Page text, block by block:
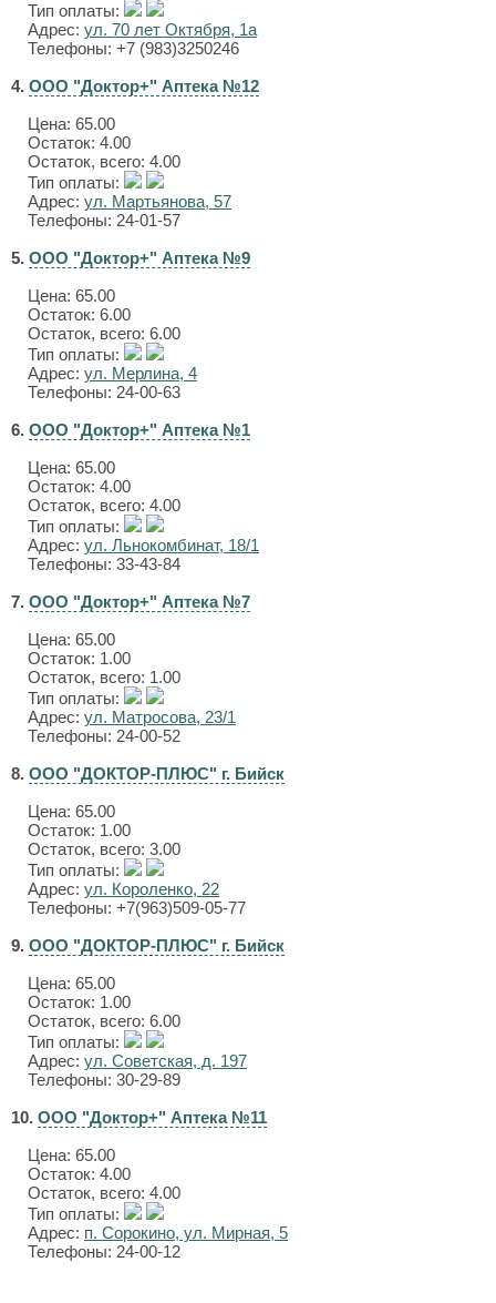
Тип оплаты:
Адрес: ул. 70 лет Октября, 1а
Телефоны: +7 (983)3250246
4. ООО "Доктор+" Аптека №12
Цена: 65.00
Остаток: 4.00
Остаток, всего: 4.00
Тип оплаты:
Адрес: ул. Мартьянова, 57
Телефоны: 24-01-57
5. ООО "Доктор+" Аптека №9
Цена: 65.00
Остаток: 6.00
Остаток, всего: 6.00
Тип оплаты:
Адрес: ул. Мерлина, 4
Телефоны: 24-00-63
6. ООО "Доктор+" Аптека №1
Цена: 65.00
Остаток: 4.00
Остаток, всего: 4.00
Тип оплаты:
Адрес: ул. Льнокомбинат, 18/1
Телефоны: 33-43-84
7. ООО "Доктор+" Аптека №7
Цена: 65.00
Остаток: 1.00
Остаток, всего: 1.00
Тип оплаты:
Адрес: ул. Матросова, 23/1
Телефоны: 24-00-52
8. ООО "ДОКТОР-ПЛЮС" г. Бийск
Цена: 65.00
Остаток: 1.00
Остаток, всего: 3.00
Тип оплаты:
Адрес: ул. Короленко, 22
Телефоны: +7(963)509-05-77
9. ООО "ДОКТОР-ПЛЮС" г. Бийск
Цена: 65.00
Остаток: 1.00
Остаток, всего: 6.00
Тип оплаты:
Адрес: ул. Советская, д. 197
Телефоны: 30-29-89
10. ООО "Доктор+" Аптека №11
Цена: 65.00
Остаток: 4.00
Остаток, всего: 4.00
Тип оплаты:
Адрес: п. Сорокино, ул. Мирная, 5
Телефоны: 24-00-12